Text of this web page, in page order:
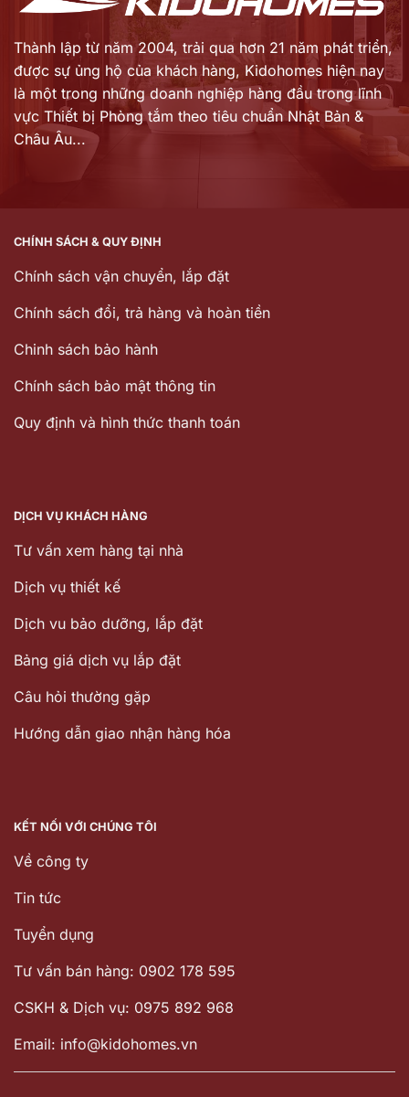
Thành lập từ năm 2004, trải qua hơn 21 năm phát triển,
được sự ủng hộ của khách hàng, Kidohomes hiện nay
là một trong những doanh nghiệp hàng đầu trong lĩnh
vực Thiết bị Phòng tắm theo tiêu chuẩn Nhật Bản &
Châu Âu...
CHÍNH SÁCH & QUY ĐỊNH
Chính sách vận chuyển, lắp đặt
Chính sách đổi, trả hàng và hoàn tiền
Chinh sách bảo hành
Chính sách bảo mật thông tin
Quy định và hình thức thanh toán
DỊCH VỤ KHÁCH HÀNG
Tư vấn xem hàng tại nhà
Dịch vụ thiết kế
Dịch vu bảo dưỡng, lắp đặt
Bảng giá dịch vụ lắp đặt
Câu hỏi thường gặp
Hướng dẫn giao nhận hàng hóa
KẾT NỐI VỚI CHÚNG TÔI
Về công ty
Tin tức
Tuyển dụng
Tư vấn bán hàng: 0902 178 595
CSKH & Dịch vụ: 0975 892 968
Email: info@kidohomes.vn